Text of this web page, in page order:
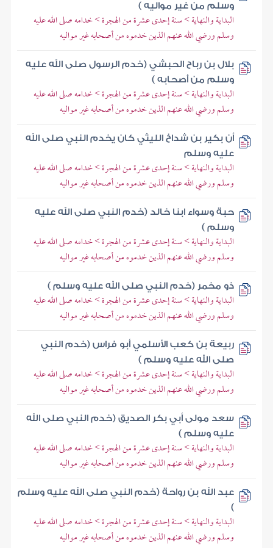
وسلم من غير مواليه )
البداية والنهاية > سنة إحدى عشرة من الهجرة > خدامه صلى الله عليه
وسلم ورضي الله عنهم الذين خدموه من أصحابه غير مواليه
بلال بن رباح الحبشي (خدم الرسول صلى الله عليه
وسلم من أصحابه )
البداية والنهاية > سنة إحدى عشرة من الهجرة > خدامه صلى الله عليه
وسلم ورضي الله عنهم الذين خدموه من أصحابه غير مواليه
أن بكير بن شداخ الليثي كان يخدم النبي صلى الله
عليه وسلم
البداية والنهاية > سنة إحدى عشرة من الهجرة > خدامه صلى الله عليه
وسلم ورضي الله عنهم الذين خدموه من أصحابه غير مواليه
حبة وسواء ابنا خالد (خدم النبي صلى الله عليه
وسلم )
البداية والنهاية > سنة إحدى عشرة من الهجرة > خدامه صلى الله عليه
وسلم ورضي الله عنهم الذين خدموه من أصحابه غير مواليه
ذو مخمر (خدم النبي صلى الله عليه وسلم )
البداية والنهاية > سنة إحدى عشرة من الهجرة > خدامه صلى الله عليه
وسلم ورضي الله عنهم الذين خدموه من أصحابه غير مواليه
ربيعة بن كعب الأسلمي أبو فراس (خدم النبي
صلى الله عليه وسلم )
البداية والنهاية > سنة إحدى عشرة من الهجرة > خدامه صلى الله عليه
وسلم ورضي الله عنهم الذين خدموه من أصحابه غير مواليه
سعد مولى أبي بكر الصديق (خدم النبي صلى الله
عليه وسلم )
البداية والنهاية > سنة إحدى عشرة من الهجرة > خدامه صلى الله عليه
وسلم ورضي الله عنهم الذين خدموه من أصحابه غير مواليه
عبد الله بن رواحة (خدم النبي صلى الله عليه وسلم
)
البداية والنهاية > سنة إحدى عشرة من الهجرة > خدامه صلى الله عليه
وسلم ورضي الله عنهم الذين خدموه من أصحابه غير مواليه